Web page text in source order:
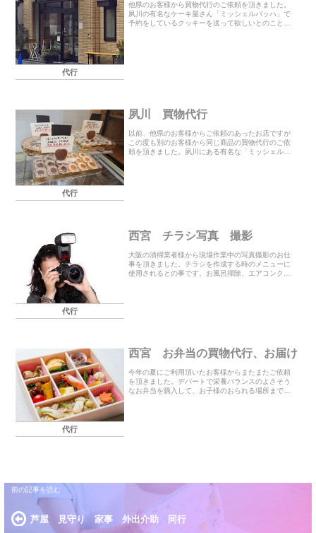
代行
他県のお客様から買物代行のご依頼を頂きました。
夙川の有名なケーキ屋さん「ミッシェルバッハ」で
予約をしているクッキーを送って欲しいとのことで
代行
夙川 買物代行
以前、他県のお客様からご依頼のあったお店ですが
この度も別のお客様から同じ商品の買物代行のご依
頼を頂きました。夙川にある有名な「ミッシェルバ
代行
西宮 チラシ写真 撮影
大阪の清掃業者様から現場作業中の写真撮影のお仕
事を頂きました。チラシを作成する時のメニューに
使用されるとの事です。お風呂掃除、エアコンクリ
代行
西宮 お弁当の買物代行、お届け
今年の夏にご利用頂いたお客様からまたまたご依頼
を頂きました。デパートで栄養バランスのよさそう
なお弁当を購入して、お子様のおられる場所までお
芦屋 見守り 家事 外出介助 同行